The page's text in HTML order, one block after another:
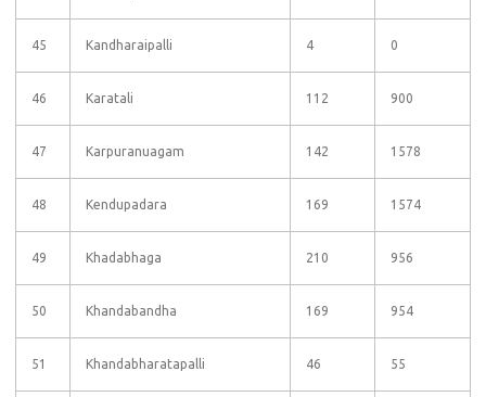
45 Kandharaipalli 4 0
46 Karatali 112 900
47 Karpuranuagam 142 1578
48 Kendupadara 169 1574
49 Khadabhaga 210 956
50 Khandabandha 169 954
51 Khandabharatapalli 46 55